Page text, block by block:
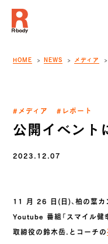
HOME NEWS メディア
#メディア #レポート
公開イベント
2023.12.07
11 月 26 日(日)、柏の葉カ
Youtube 番組「スマイル健
取締役の鈴木岳.とコーチの